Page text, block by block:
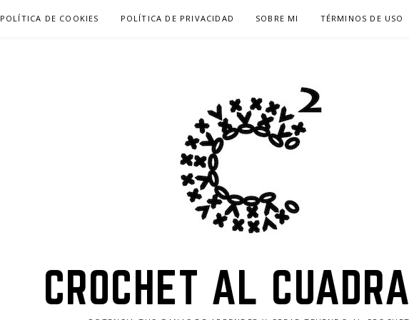
POLÍTICA DE COOKIES POLÍTICA DE PRIVACIDAD SOBRE MI TÉRMINOS DE USO
CROCHET AL